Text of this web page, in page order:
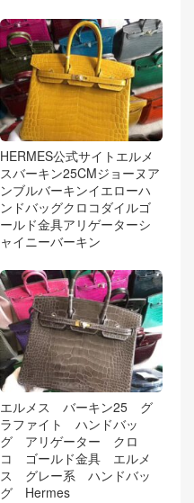
HERMES公式サイトエルメ
スバーキン25CMジョーヌア
ンブルバーキンイエローハ
ンドバッグクロコダイルゴ
ールド金具アリゲーターシ
ャイニーバーキン
エルメス バーキン25 グ
ラファイト ハンドバッ
グ アリゲーター クロ
コ ゴールド金具 エルメ
ス グレー系 ハンドバッ
グ Hermes